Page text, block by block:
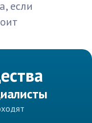
если